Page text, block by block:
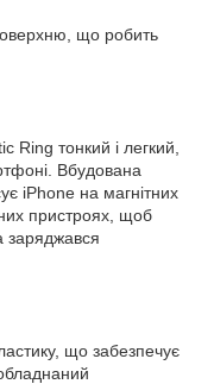
що робить
тонкий і легкий,
Вбудована
iPhone на магнітних
пристроях, щоб
заряджався
що забезпечує